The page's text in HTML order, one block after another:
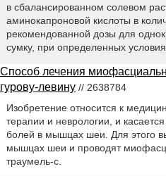
в сбалансированном солевом
аминокапроновой кислоты в
рекомендованной дозы для
сумку, при определенных
Способ лечения
гурову-левину // 2638784
Изобретение относится к
терапии и неврологии, и
болей в мышцах шеи. Для этого
мышцах шеи и проводят
траумель-с.